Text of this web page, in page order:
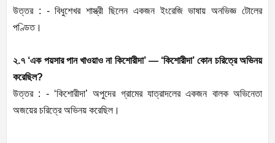
উত্তর : - বিধুশেখর শাস্ত্রী ছিলেন একজন ইংরেজি ভাষায় অনভিজ্ঞ টোলের
পণ্ডিত।
২.৭ ‘এক পয়সার পান খাওয়াও না কিশোরীদা’ — ‘কিশোরীদা’ কোন চরিত্রে অভিনয়
করেছিল?
উত্তর : - ‘কিশোরীদা’ অপুদের গ্রামের যাত্রাদলের একজন বালক অভিনেতা
অজয়ের চরিত্রে অভিনয় করেছিল।